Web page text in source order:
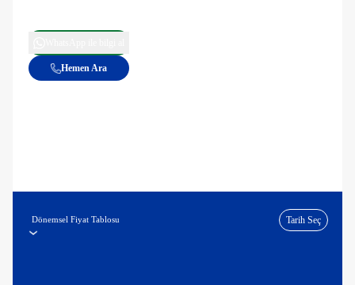
Hemen Ara
Dönemsel Fiyat Tablosu Tarih Seç